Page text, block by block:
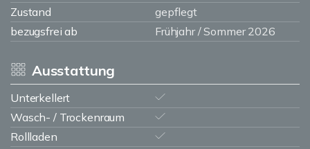
Zustand
gepflegt
bezugsfrei ab
Frühjahr / Sommer 2026
Ausstattung
Unterkellert
Wasch- / Trockenraum
Rollladen